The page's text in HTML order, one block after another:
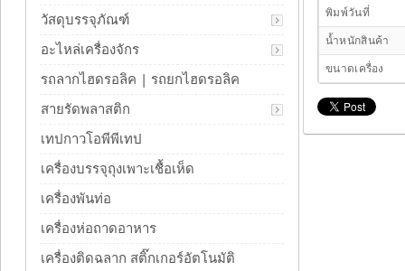
พิมพ์วันที่
น้ำหนักสินค้า
ขนาดเครื่อง
วัสดุบรรจุภัณฑ์
อะไหล่เครื่องจักร
รถลากไฮดรอลิค | รถยกไฮดรอลิค
สายรัดพลาสติก
เทปกาวโอพีพีเทป
เครื่องบรรจุถุงเพาะเชื้อเห็ด
เครื่องพันท่อ
เครื่องห่อถาดอาหาร
เครื่องติดฉลาก สติ๊กเกอร์อัตโนมัติ